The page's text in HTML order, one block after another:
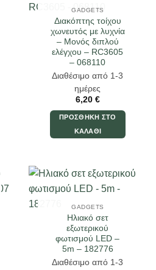
GADGETS
Διακόπτης τοίχου
χωνευτός με λυχνία
– Μονός διπλού
ελέγχου – RC3605
– 068110
Διαθέσιμο από 1-3
ημέρες
6,20 €
ΠΡΟΣΘΉΚΗ ΣΤΟ
ΚΑΛΆΘΙ
GADGETS
Ηλιακό σετ
εξωτερικού
φωτισμού LED –
5m – 182776
Διαθέσιμο από 1-3